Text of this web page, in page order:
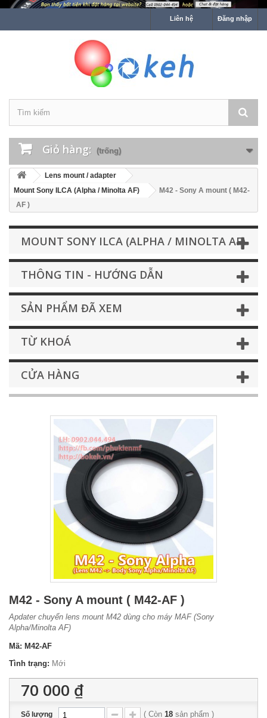
Đăng nhập
Liên hệ
Giỏ hàng: (trống)
Lens mount / adapter
Mount Sony ILCA (Alpha / Minolta AF)
M42 - Sony A mount ( M42-
AF )
MOUNT SONY ILCA (ALPHA / MINOLTA AF)
THÔNG TIN - HƯỚNG DẪN
SẢN PHẨM ĐÃ XEM
TỪ KHOÁ
CỬA HÀNG
M42 - Sony A mount ( M42-AF )
Apdater chuyển lens mount M42 dùng cho máy MAF (Sony
Alpha/Minolta AF)
Mã: M42-AF
Tình trạng: Mới
70 000 ₫
Số lượng ( Còn 18 sản phẩm )